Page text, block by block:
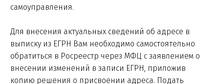
самоуправления.
Для внесения актуальных сведений об адресе в
выписку из ЕГРН Вам необходимо самостоятельно
обратиться в Росреестр через МФЦ с заявлением о
внесении изменений в записи ЕГРН, приложив
копию решения о присвоении адреса. Подать